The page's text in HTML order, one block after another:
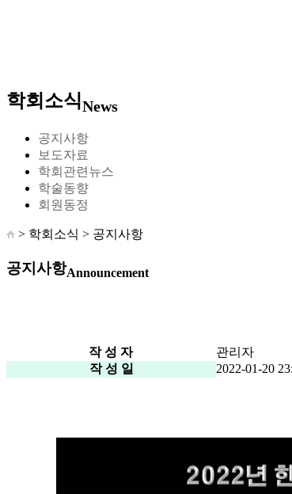
학회소식News
공지사항
보도자료
학회관련뉴스
학술동향
회원동정
> 학회소식 > 공지사항
공지사항Announcement
작 성 자
관리자
작 성 일
2022-01-20